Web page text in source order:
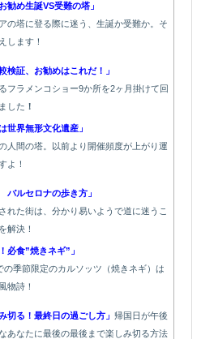
勧め生誕VS受難の塔」
の塔に登る際に迷う、生誕か受難か。そ
します！
検証、お勧めはこれだ！」
フラメンコショー9か所を2ヶ月掛けて回
した ！
世界無形文化遺産」
人間の塔。以前より開催頻度が上がり運
よ！
バルセロナの歩き方」
れた街は、分かり易いようで道に迷うこ
解決！
必食”焼きネギ”」
の季節限定のカルソッツ（焼きネギ）は
物詩！
切る！最終日の過ごし方」帰国日が午後
あなたに最後の最後まで楽しみ切る方法